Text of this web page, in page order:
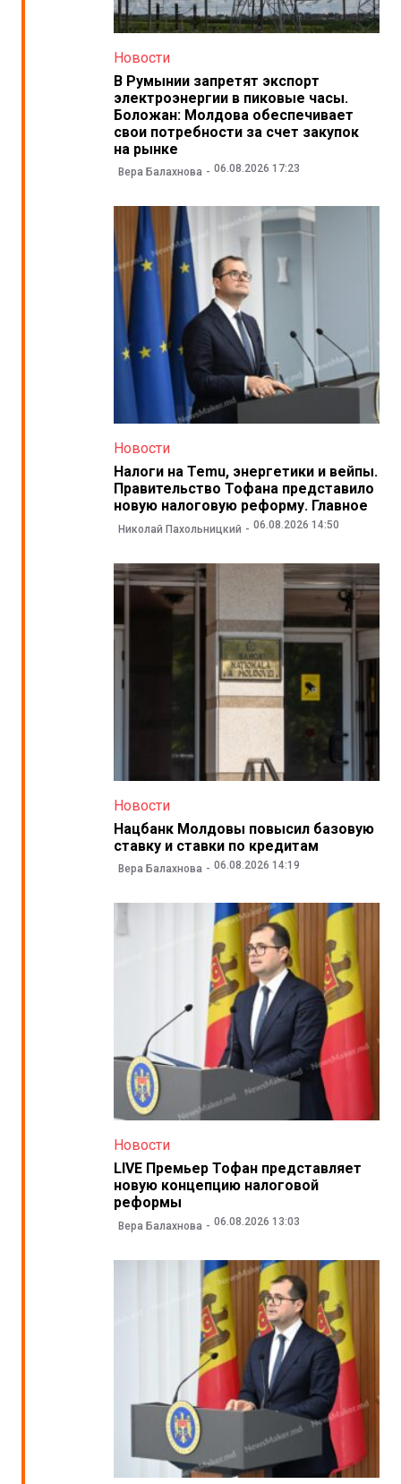
Новости
В Румынии запретят экспорт
электроэнергии в пиковые часы.
Боложан: Молдова обеспечивает
свои потребности за счет закупок
на рынке
Вера Балахнова 06.08.2026 17:23
Новости
Налоги на Temu, энергетики и вейпы.
Правительство Тофана представило
новую налоговую реформу. Главное
Николай Пахольницкий 06.08.2026 14:50
Новости
Нацбанк Молдовы повысил базовую
ставку и ставки по кредитам
Вера Балахнова 06.08.2026 14:19
Новости
LIVE Премьер Тофан представляет
новую концепцию налоговой
реформы
Вера Балахнова 06.08.2026 13:03